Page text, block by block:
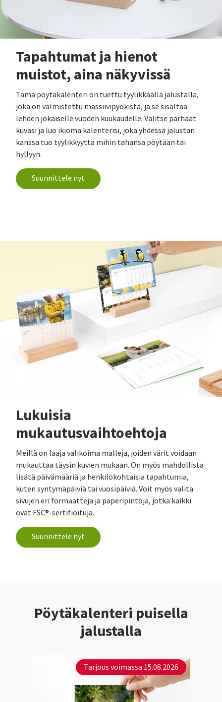
Tapahtumat ja hienot
muistot, aina näkyvissä
Tämä pöytäkalenteri on tuettu tyylikkäällä jalustalla,
joka on valmistettu massiivipyökistä, ja se sisältää
lehden jokaiselle vuoden kuukaudelle. Valitse parhaat
kuvasi ja luo ikioma kalenterisi, joka yhdessä jalustan
kanssa tuo tyylikkyyttä mihin tahansa pöytään tai
hyllyyn.
Suunnittele nyt
Lukuisia
mukautusvaihtoehtoja
Meillä on laaja valikoima malleja, joiden värit voidaan
mukauttaa täysin kuvien mukaan. On myös mahdollista
lisätä päivämääriä ja henkilökohtaisia tapahtumia,
kuten syntymäpäiviä tai vuosipäiviä. Voit myös valita
sivujen eri formaatteja ja paperipintoja, jotka kaikki
ovat FSC®-sertifioituja.
Suunnittele nyt
Pöytäkalenteri puisella
jalustalla
Tarjous voimassa 15.08.2026